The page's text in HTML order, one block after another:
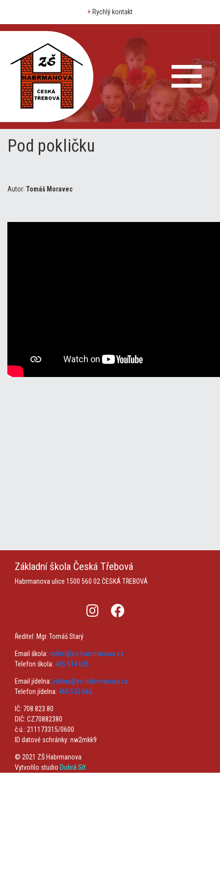
+ Rychlý kontakt
Pod pokličku
Autor: Tomáš Moravec
Základní škola Česká Třebová
Habrmanova ulice 1500 560 02 ČESKÁ TŘEBOVÁ
Ředitel: Mgr. Tomáš Starý
Email škola: reditel@zs-habrmanova.cz
Telefon škola: 465 534 626
Email jídelna: jidelna@zs-habrmanova.cz
Telefon jídelna: 465 532 662
IČ: 708 823 80
DIČ: CZ70882380
č.ú.: 211173315/0600
ID datové schránky: nw2mkk9
© 2021 ZŠ Habrmanova
Vytvořilo studio Dobrá Síť